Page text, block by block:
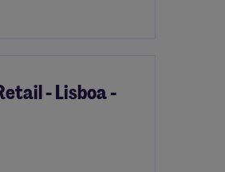
- Lisboa -